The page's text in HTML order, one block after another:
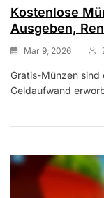
Kostenlose
Ausgeben,
Mar 9, 2026
Gratis-Münzen sind
Geldaufwand